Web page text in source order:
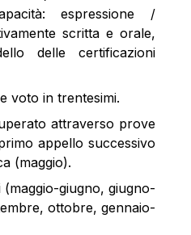
espressione /
scritta e orale,
delle certificazioni
voto in trentesimi.
attraverso prove
appello successivo
(maggio).
giugno, giugno-
ottobre, gennaio-